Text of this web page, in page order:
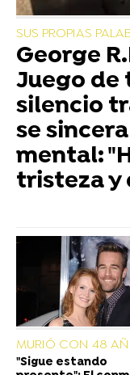
SUS PROPIAS
George
Juego de
silencio
se
mental:
tristeza y
MURIÓ CON 48
"Sigue estando